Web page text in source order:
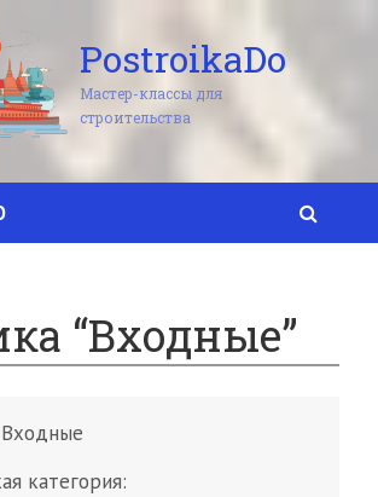
PostroikaDo
Мастер-классы для
строительства
“Входные”
Входные
категория: